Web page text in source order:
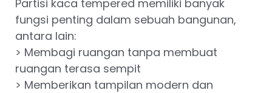
Partisi kaca tempered memiliki banyak
fungsi penting dalam sebuah bangunan,
antara lain:
> Membagi ruangan tanpa membuat
ruangan terasa sempit
> Memberikan tampilan modern dan